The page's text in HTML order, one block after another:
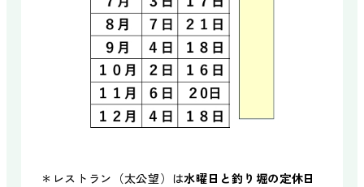
＊レストラン（太公望）は水曜日と釣り堀の定休日